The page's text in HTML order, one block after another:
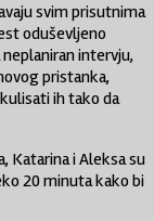
svim prisutnima
oduševljeno
intervju,
pristanka,
ih tako da
Katarina i Aleksa su
20 minuta kako bi